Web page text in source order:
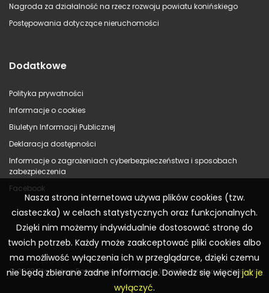
Nagroda za działalność na rzecz rozwoju powiatu konińskiego
Postępowania dotyczące nieruchomości
Dodatkowe
Polityka prywatności
Informacje o cookies
Biuletyn Informacji Publicznej
Deklaracja dostępności
Informacje o zagrożeniach cyberbezpieczeństwa i sposobach
zabezpieczenia
Facebook
© 2023 Starostwo Powiatowe w Koninie – Wszelkie prawa zastrzeżone
Nasza strona internetowa używa plików cookies (tzw.
ciasteczka) w celach statystycznych oraz funkcjonalnych.
Dzięki nim możemy indywidualnie dostosować stronę do
twoich potrzeb. Każdy może zaakceptować pliki cookies albo
ma możliwość wyłączenia ich w przeglądarce, dzięki czemu
nie będą zbierane żadne informacje. Dowiedz się więcejjak je
wyłączyć.